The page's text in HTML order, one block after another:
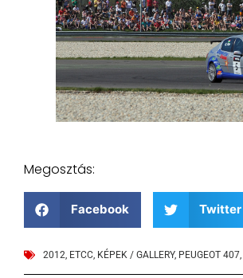
Megosztás:
Facebook Twitter
2012, ETCC, KÉPEK / GALLERY, PEUGEOT 407,